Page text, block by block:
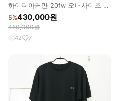
하이더아커만 20fw 오버사이즈 코
트
5%430,000원
450,000원
42 7